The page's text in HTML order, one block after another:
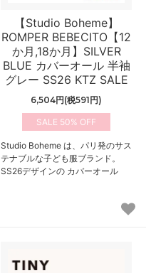
【Studio Boheme】
ROMPER BEBECITO【12
か月,18か月】SILVER
BLUE カバーオール 半袖
グレー SS26 KTZ SALE
6,504円(税591円)
50%
Studio Boheme は、パリ発のサス
テナブルな子ども服ブランド。
SS26デザインの カバーオール